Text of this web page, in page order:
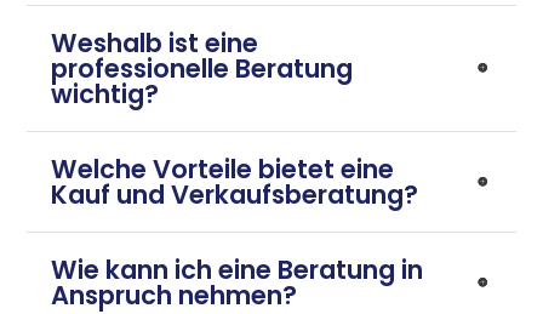
Weshalb ist eine
professionelle Beratung
wichtig?
Welche Vorteile bietet eine
Kauf und Verkaufsberatung?
Wie kann ich eine Beratung in
Anspruch nehmen?